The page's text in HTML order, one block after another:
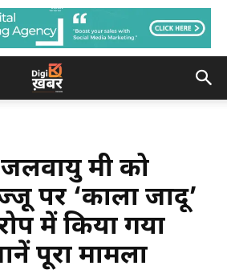
मंत्री को
पर ‘काला जादू’
में किया गया
पूरा मामला